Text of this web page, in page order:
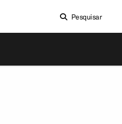
Pesquisar